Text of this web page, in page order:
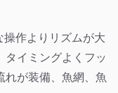
作よりリズムが大
イミングよくフッ
れが装備、魚網、魚